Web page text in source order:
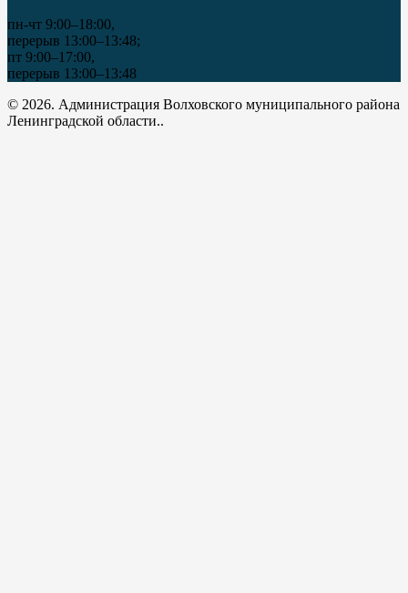
пн-чт 9:00–18:00,
перерыв 13:00–13:48;
пт 9:00–17:00,
перерыв 13:00–13:48
© 2026. Администрация Волховского муниципального района
Ленинградской области..